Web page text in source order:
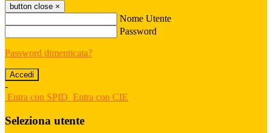
button close ×
Nome Utente
Password
Password dimenticata?
-
Entra con SPID Entra con CIE
Seleziona utente